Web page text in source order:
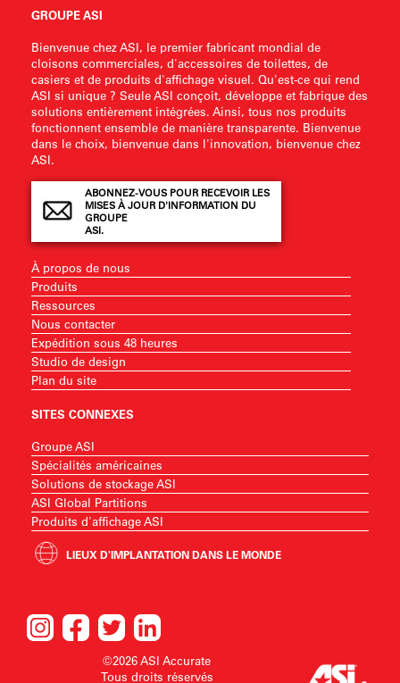
GROUPE ASI
Bienvenue chez ASI, le premier fabricant mondial de
cloisons commerciales, d'accessoires de toilettes, de
casiers et de produits d'affichage visuel. Qu'est-ce qui rend
ASI si unique ? Seule ASI conçoit, développe et fabrique des
solutions entièrement intégrées. Ainsi, tous nos produits
fonctionnent ensemble de manière transparente. Bienvenue
dans le choix, bienvenue dans l'innovation, bienvenue chez
ASI.
ABONNEZ-VOUS POUR RECEVOIR LES
MISES À JOUR D'INFORMATION DU
GROUPE
ASI.
À propos de nous
Produits
Ressources
Nous contacter
Expédition sous 48 heures
Studio de design
Plan du site
SITES CONNEXES
Groupe ASI
Spécialités américaines
Solutions de stockage ASI
ASI Global Partitions
Produits d'affichage ASI
LIEUX D'IMPLANTATION DANS LE MONDE
©2026 ASI Accurate
Tous droits réservés